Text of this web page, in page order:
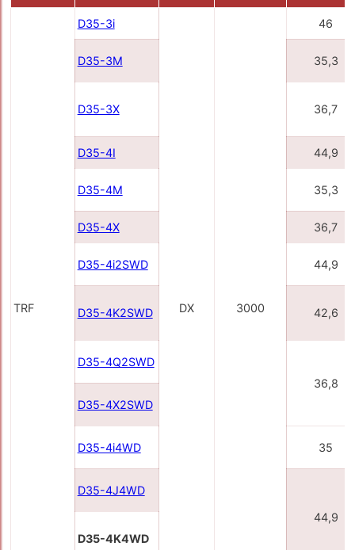
TRF
D35-3i
DX 3000
46
D35-3M 35,3
D35-3X 36,7
D35-4I 44,9
D35-4M 35,3
D35-4X 36,7
D35-4i2SWD 44,9
D35-4K2SWD 42,6
D35-4Q2SWD
36,8
D35-4X2SWD
D35-4i4WD 35
D35-4J4WD
44,9
D35-4K4WD